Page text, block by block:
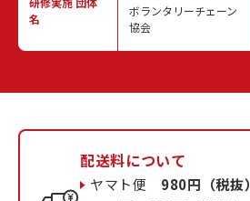
名
ボランタリーチェーン
協会
配送料について
ヤマト便 980円（税抜）